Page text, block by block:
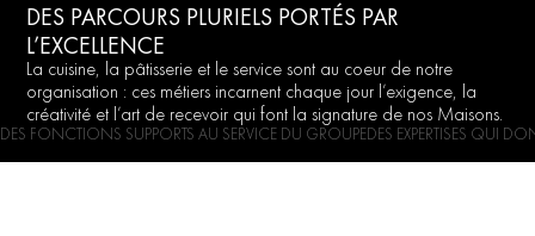
DES EXPERTISES QUI
DES FONCTIONS SUPPORTS AU SERVICE DU GROUPE
DES PARCOURS PLURIELS PORTÉS PAR
L’EXCELLENCE
La cuisine, la pâtisserie et le service sont au coeur de notre
organisation : ces métiers incarnent chaque jour l’exigence, la
créativité et l’art de recevoir qui font la signature de nos Maisons.​